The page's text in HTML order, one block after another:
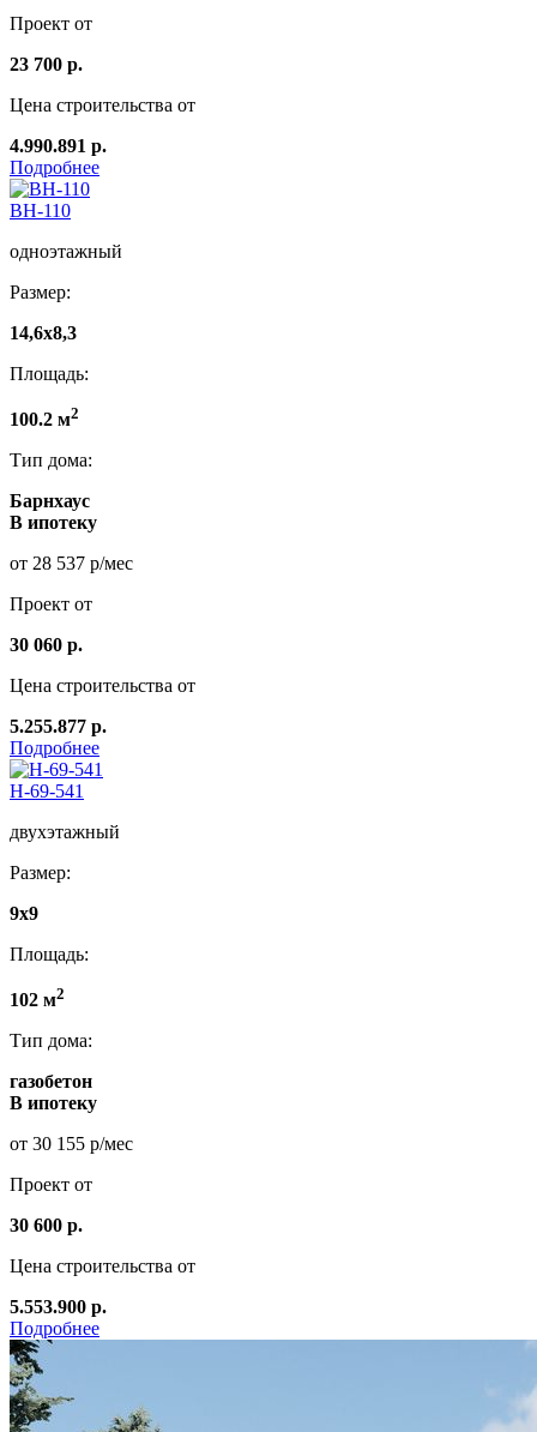
Проект от
23 700 р.
Цена строительства от
4.990.891 р.
Подробнее
ВН-110
одноэтажный
Размер:
14,6х8,3
Площадь:
100.2 м2
Тип дома:
Барнхаус
В ипотеку
от 28 537 р/мес
Проект от
30 060 р.
Цена строительства от
5.255.877 р.
Подробнее
Н-69-541
двухэтажный
Размер:
9х9
Площадь:
102 м2
Тип дома:
газобетон
В ипотеку
от 30 155 р/мес
Проект от
30 600 р.
Цена строительства от
5.553.900 р.
Подробнее